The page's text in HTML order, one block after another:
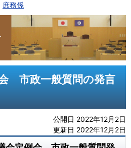
庶務係
市政一般質問の発言
公開日 2022年12月2日
更新日 2022年12月2日